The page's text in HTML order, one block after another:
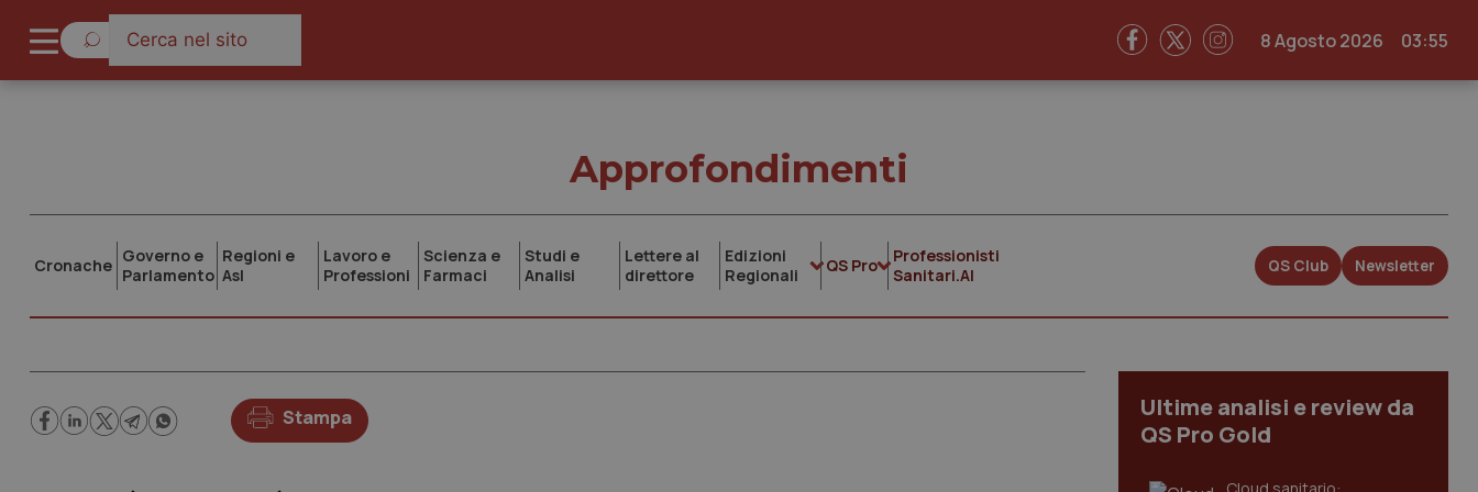
8 Agosto 2026 03:55
Approfondimenti
Cronache Governo e
Parlamento
Regioni e
Asl
Lavoro e
Professioni
Scienza e
Farmaci
Studi e
Analisi
Lettere al
direttore
Edizioni
Regionali
QS Pro
Professionisti
Sanitari.AI
QS Club Newsletter
Stampa
Ultime analisi e review da
QS Pro Gold